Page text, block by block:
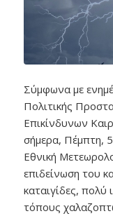
Σύμφωνα με
Πολιτικής
Επικίνδυνων
σήμερα, Πέμπτη,
Εθνική
επιδείνωση του
καταιγίδες,
τόπους